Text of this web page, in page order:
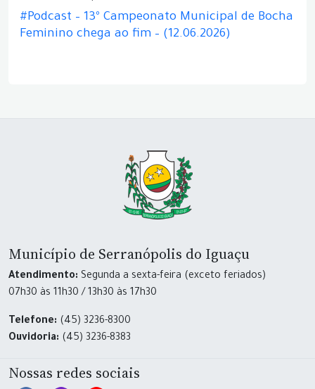
#Podcast – 13º Campeonato Municipal de Bocha
Feminino chega ao fim – (12.06.2026)
Município de Serranópolis do Iguaçu
Atendimento: Segunda a sexta-feira (exceto feriados)
07h30 às 11h30 / 13h30 às 17h30
Telefone: (45) 3236-8300
Ouvidoria: (45) 3236-8383
Nossas redes sociais